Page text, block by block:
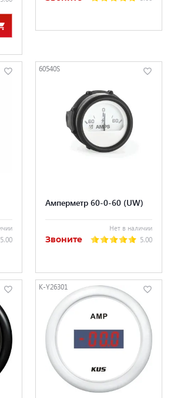
5.00
60540S
Амперметр 60-0-60 (UW)
Нет в наличии
Звоните 5.00
K-Y26301